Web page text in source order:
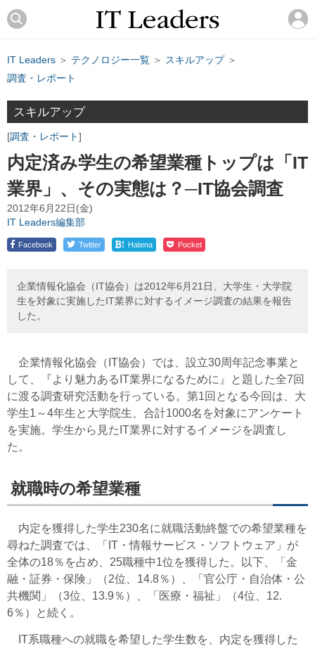
IT Leaders ＞ テクノロジー一覧 ＞ スキルアップ＞
調査・レポート
スキルアップ
調査・レポート
内定済み学生の希望業種トップは「IT
業界」、その実態は？─IT協会調査
2012年6月22日(金)
IT Leaders編集部
Facebook Twitter ! Hatena Pocket
企業情報化協会（IT協会）は2012年6月21日、大学生・大学院
生を対象に実施したIT業界に対するイメージ調査の結果を報告
した。
企業情報化協会（IT協会）では、設立30周年記念事業と
して、『より魅力あるIT業界になるために』と題した全7回
に渡る調査研究活動を行っている。第1回となる今回は、大
学生1～4年生と大学院生、合計1000名を対象にアンケート
を実施。学生から見たIT業界に対するイメージを調査し
た。
就職時の希望業種
内定を獲得した学生230名に就職活動終盤での希望業種を
尋ねた調査では、「IT・情報サービス・ソフトウェア」が
全体の18％を占め、25職種中1位を獲得した。以下、「金
融・証券・保険」（2位、14.8％）、「官公庁・自治体・公
共機関」（3位、13.9％）、「医療・福祉」（4位、12.
6％）と続く。
IT系職種への就職を希望した学生数を、内定を獲得した